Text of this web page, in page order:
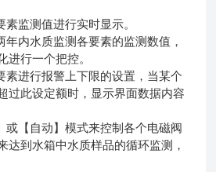
监测值进行实时显示。
内水质监测各要素的监测数值，
进行一个把控。
进行报警上下限的设置，当某个
过此设定额时，显示界面数据内容
【自动】模式来控制各个电磁阀
达到水箱中水质样品的循环监测，